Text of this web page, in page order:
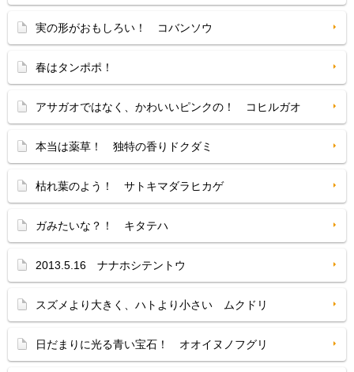
実の形がおもしろい！ コバンソウ
春はタンポポ！
アサガオではなく、かわいいピンクの！ コヒルガオ
本当は薬草！ 独特の香りドクダミ
枯れ葉のよう！ サトキマダラヒカゲ
ガみたいな？！ キタテハ
2013.5.16 ナナホシテントウ
スズメより大きく、ハトより小さい ムクドリ
日だまりに光る青い宝石！ オオイヌノフグリ